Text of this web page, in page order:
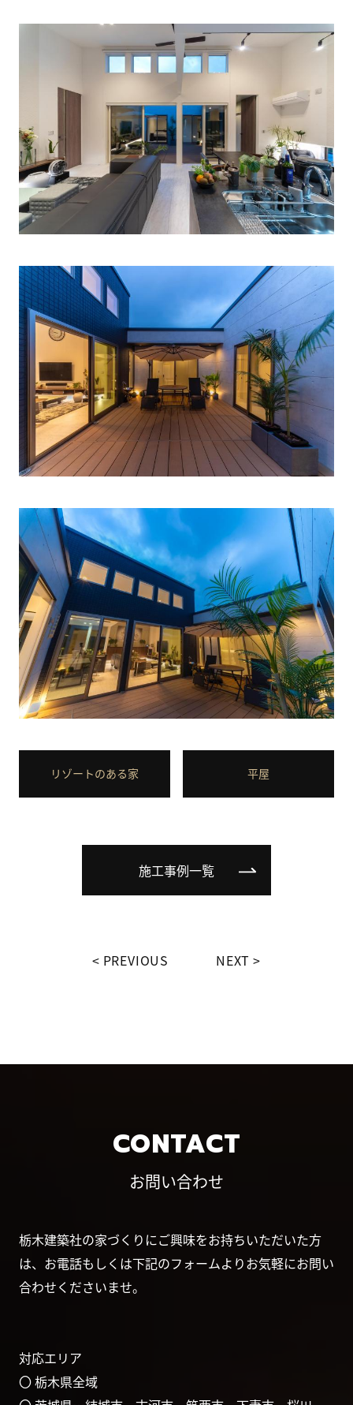
リゾートのある家 平屋
施工事例一覧
PREVIOUS NEXT
CONTACT
お問い合わせ
栃木建築社の家づくりにご興味をお持ちいただいた方
は、お電話もしくは下記のフォームよりお気軽にお問い
合わせくださいませ。
対応エリア
〇 栃木県全域